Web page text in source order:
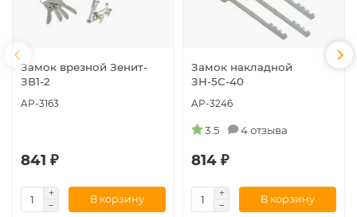
Замок врезной Зенит-
ЗВ1-2
AP-3163
841 ₽
В корзину
Замок накладной
ЗН-5С-40
AP-3246
3.5 4 отзыва
814 ₽
В корзину